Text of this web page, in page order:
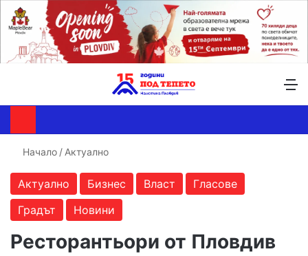
Начало / Актуално
Актуално Бизнес Власт
Гласове
Градът
Новини
Ресторантьори от Пловдив